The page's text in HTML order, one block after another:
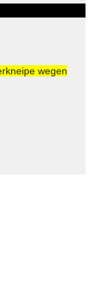
wegen